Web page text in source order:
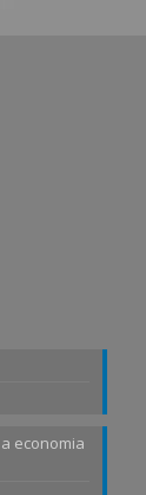
economia